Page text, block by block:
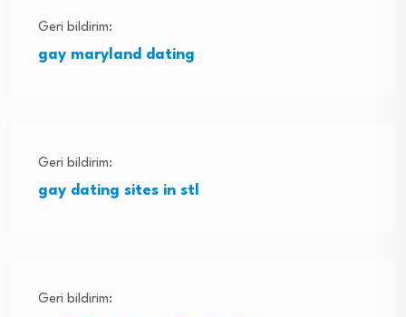
Geri bildirim:
gay maryland dating
Geri bildirim:
gay dating sites in stl
Geri bildirim: